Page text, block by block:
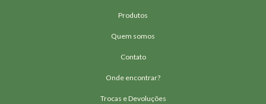
Produtos
Quem somos
Contato
Onde encontrar?
Trocas e Devoluções